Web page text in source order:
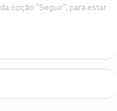
opção "Seguir", para estar